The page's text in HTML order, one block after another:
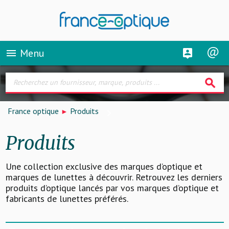
menu Menu
search
France optique Produits
Produits
Une collection exclusive des marques d’optique et
marques de lunettes à découvrir. Retrouvez les derniers
produits d’optique lancés par vos marques d’optique et
fabricants de lunettes préférés.